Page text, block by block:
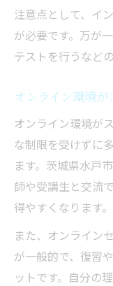
注意点として、イ
が必要です。万が
テストを行うなど
オンライン環境
オンライン環境が
な制限を受けずに
ます。茨城県水戸
師や受講生と交流
得やすくなります。
また、オンライン
が一般的で、復習
ットです。自分の